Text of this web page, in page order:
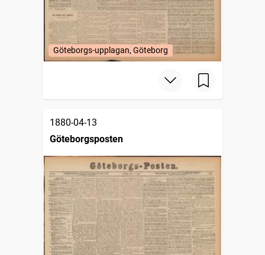
Göteborgs-upplagan, Göteborg
1880-04-13
Göteborgsposten